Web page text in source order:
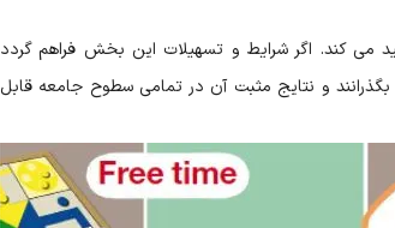
می کند. اگر شرایط و تسهیلات این بخش فراهم گردد
و نتایج مثبت آن در تمامی سطوح جامعه قابل